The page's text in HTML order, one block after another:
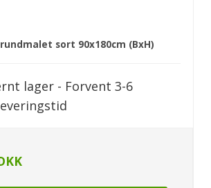
sort 90x180cm (BxH)
lager - Forvent 3-6